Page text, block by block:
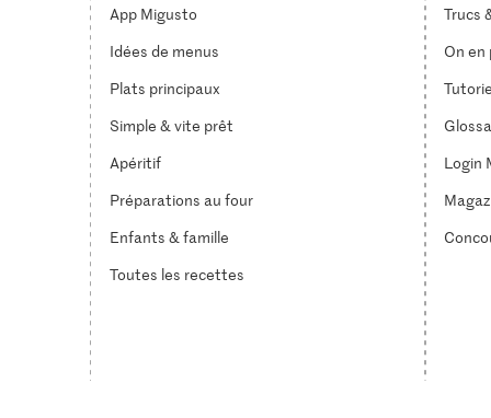
App Migusto
Idées de menus
Plats principaux
Simple & vite prêt
Apéritif
Préparations au four
Enfants & famille
Toutes les recettes
Trucs
On en
Login